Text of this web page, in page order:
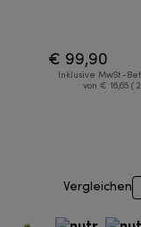
€ 99,90
Inklusive MwSt.-
von € 16,65 (
Vergleichen